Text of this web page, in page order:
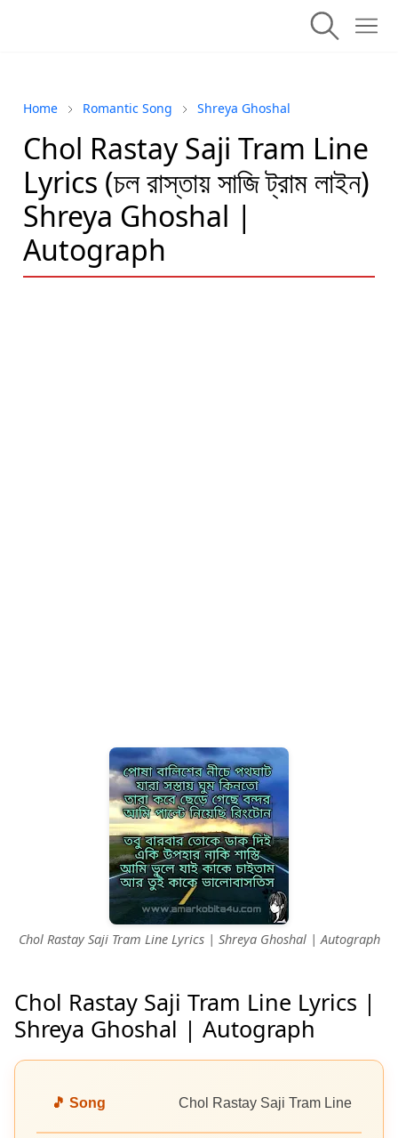
Home Romantic Song Shreya Ghoshal
Chol Rastay Saji Tram Line
Lyrics (চল রাস্তায় সাজি ট্রাম লাইন)
Shreya Ghoshal |
Autograph
Chol Rastay Saji Tram Line Lyrics | Shreya Ghoshal | Autograph
Chol Rastay Saji Tram Line Lyrics |
Shreya Ghoshal | Autograph
🎵 Song Chol Rastay Saji Tram Line